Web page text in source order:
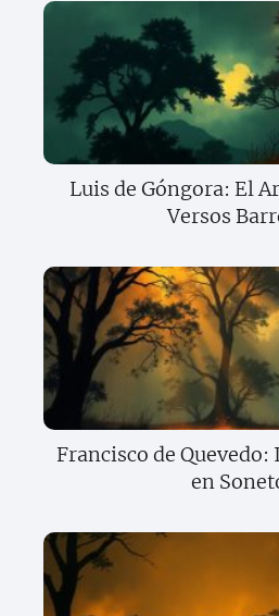
Luis de Góngora: El
Versos
Francisco de
en